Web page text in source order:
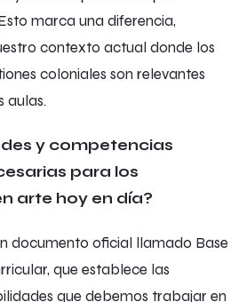
marca una diferencia,
contexto actual donde los
coloniales son relevantes
aulas.
y competencias
para los
arte hoy en día?
documento oficial llamado Base
que establece las
que debemos trabajar en